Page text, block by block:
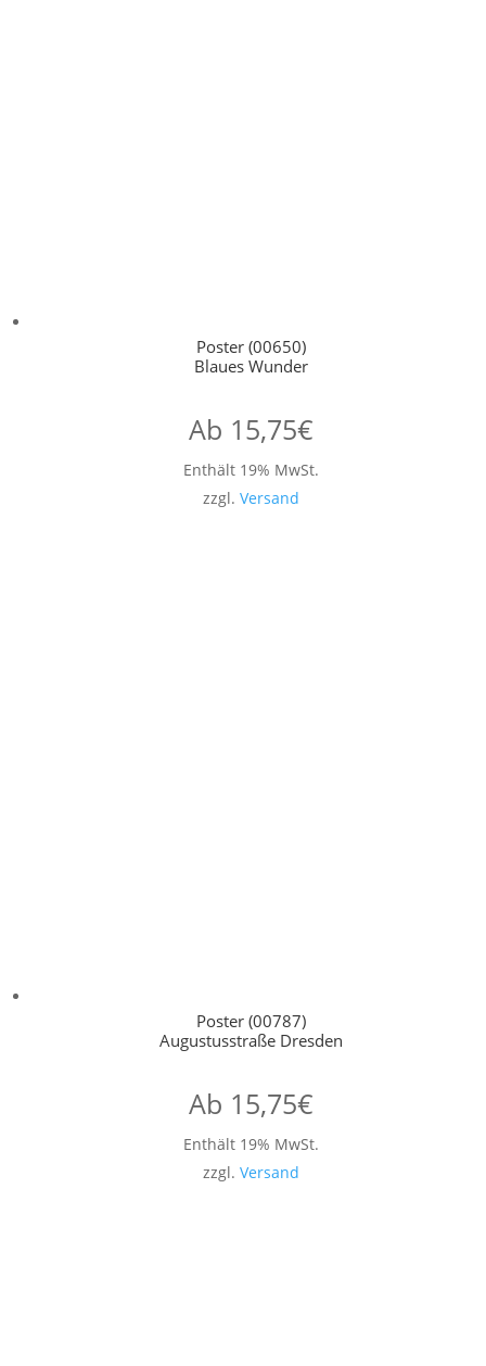
Poster (00650)
Blaues Wunder
Ab 15,75€
Enthält 19% MwSt.
zzgl. Versand
Poster (00787)
Augustusstraße Dresden
Ab 15,75€
Enthält 19% MwSt.
zzgl. Versand